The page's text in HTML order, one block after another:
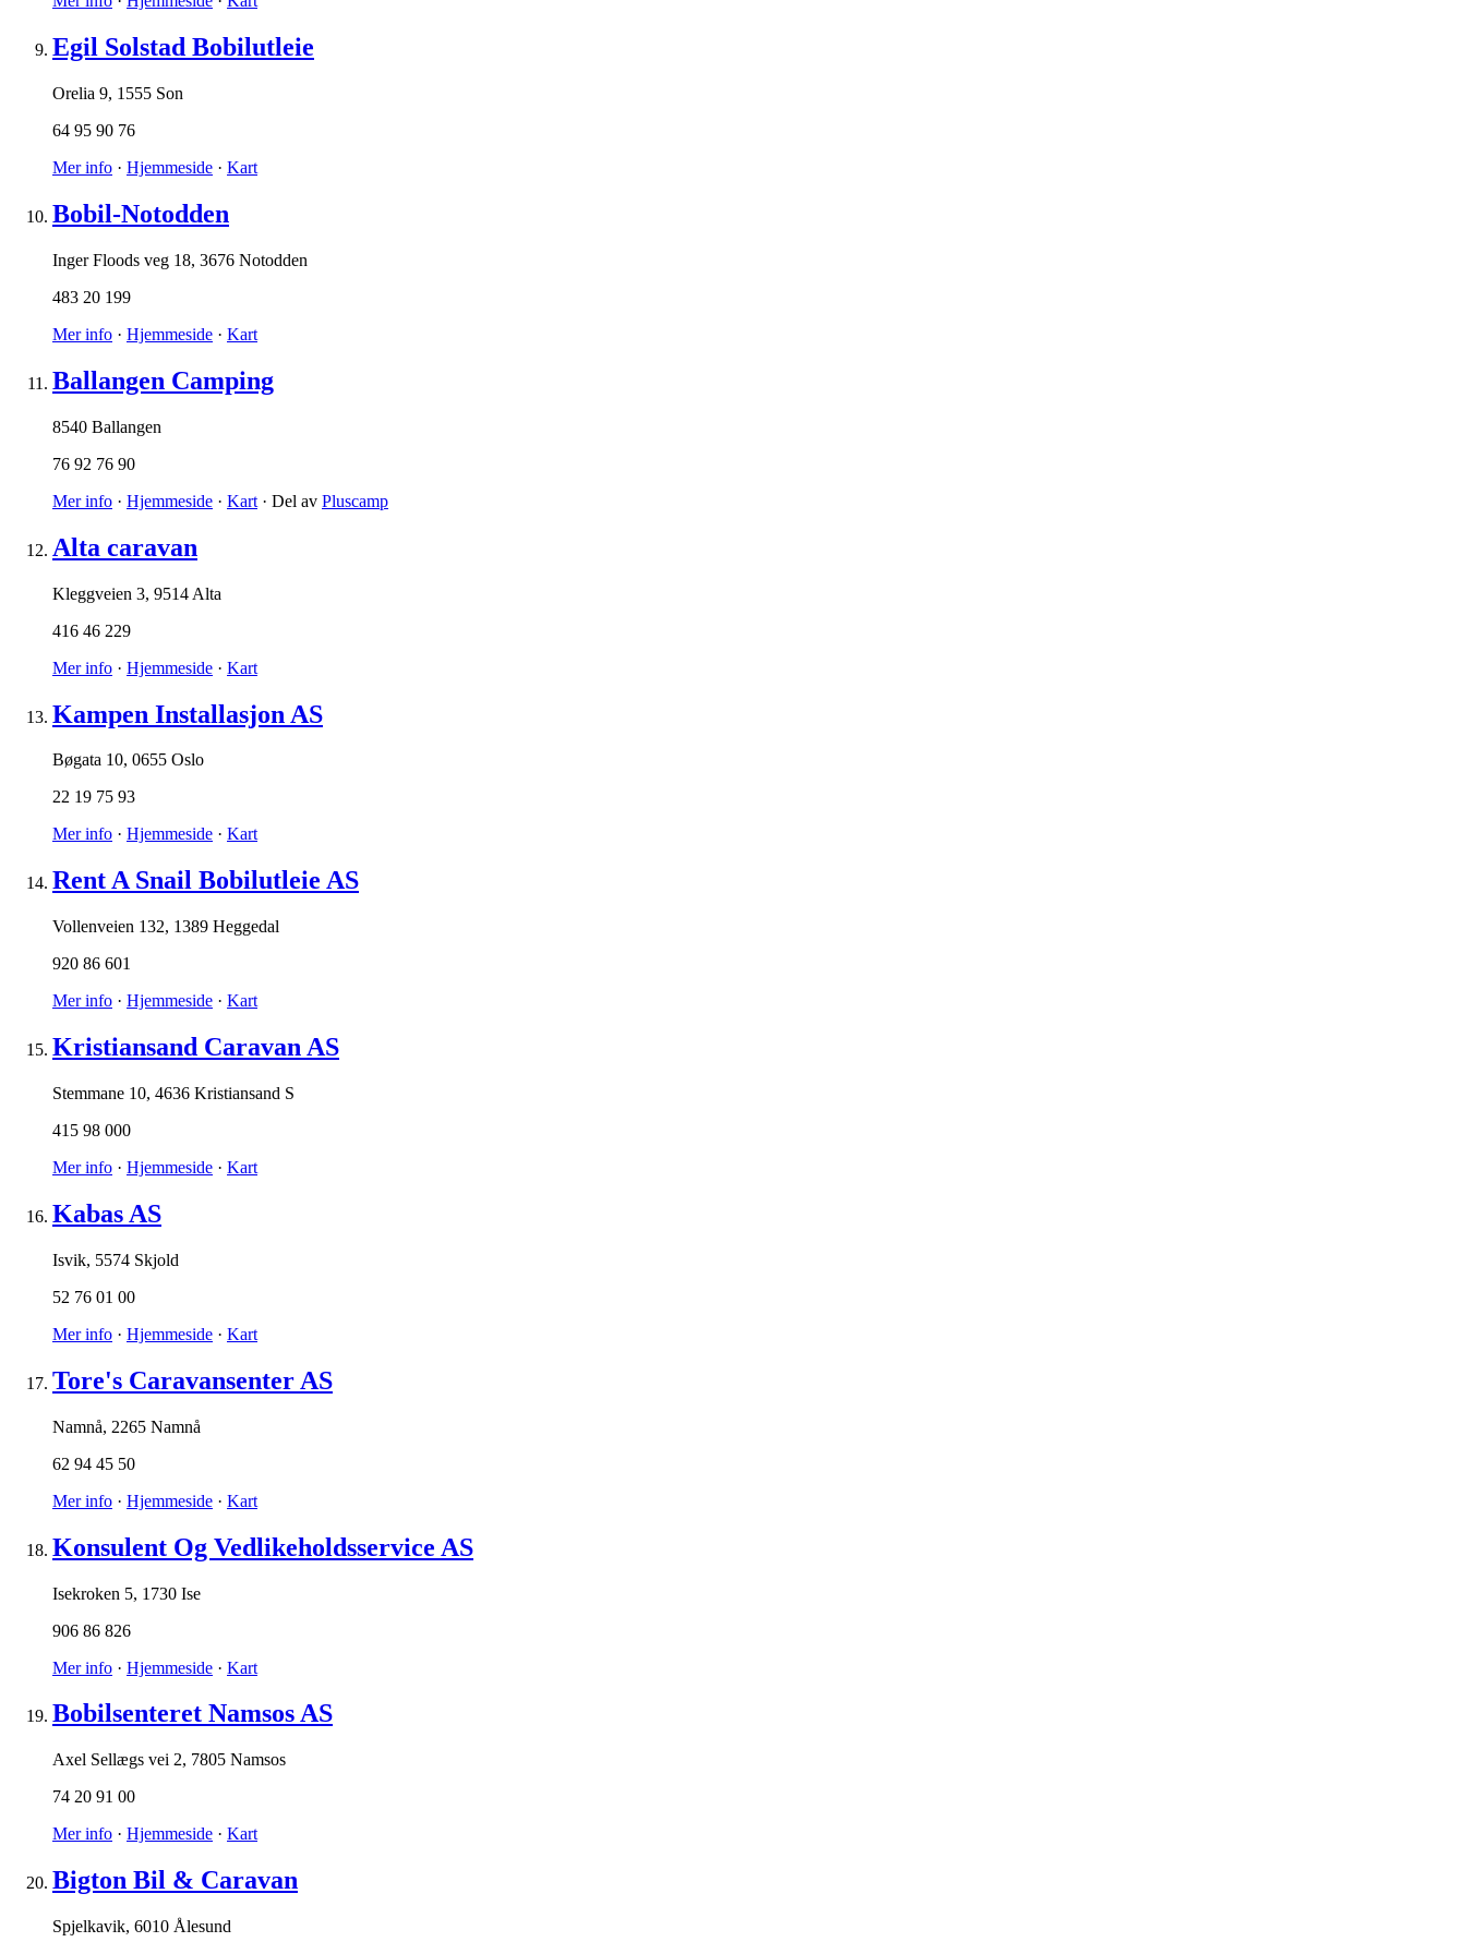
Egil Solstad Bobilutleie
Orelia 9, 1555 Son
64 95 90 76
Mer info · Hjemmeside · Kart
Bobil-Notodden
Inger Floods veg 18, 3676 Notodden
483 20 199
Mer info · Hjemmeside · Kart
Ballangen Camping
8540 Ballangen
76 92 76 90
Mer info · Hjemmeside · Kart · Del av Pluscamp
Alta caravan
Kleggveien 3, 9514 Alta
416 46 229
Mer info · Hjemmeside · Kart
Kampen Installasjon AS
Bøgata 10, 0655 Oslo
22 19 75 93
Mer info · Hjemmeside · Kart
Rent A Snail Bobilutleie AS
Vollenveien 132, 1389 Heggedal
920 86 601
Mer info · Hjemmeside · Kart
Kristiansand Caravan AS
Stemmane 10, 4636 Kristiansand S
415 98 000
Mer info · Hjemmeside · Kart
Kabas AS
Isvik, 5574 Skjold
52 76 01 00
Mer info · Hjemmeside · Kart
Tore's Caravansenter AS
Namnå, 2265 Namnå
62 94 45 50
Mer info · Hjemmeside · Kart
Konsulent Og Vedlikeholdsservice AS
Isekroken 5, 1730 Ise
906 86 826
Mer info · Hjemmeside · Kart
Bobilsenteret Namsos AS
Axel Sellægs vei 2, 7805 Namsos
74 20 91 00
Mer info · Hjemmeside · Kart
Bigton Bil & Caravan
Spjelkavik, 6010 Ålesund